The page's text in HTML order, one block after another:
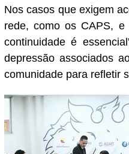
Nos casos que exigem
rede, como os CAPS,
continuidade é
depressão associados
comunidade para refletir